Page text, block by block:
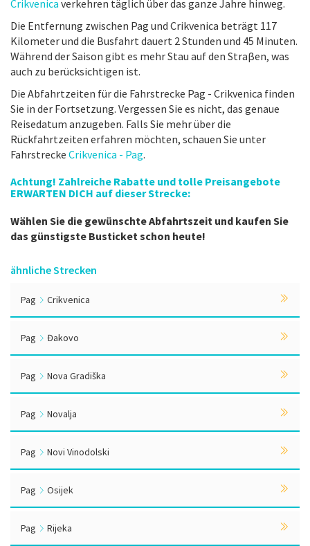
Crikvenica verkehren täglich über das ganze Jahre hinweg.
Die Entfernung zwischen Pag und Crikvenica beträgt 117
Kilometer und die Busfahrt dauert 2 Stunden und 45 Minuten.
Während der Saison gibt es mehr Stau auf den Straβen, was
auch zu berücksichtigen ist.
Die Abfahrtzeiten für die Fahrstrecke Pag - Crikvenica finden
Sie in der Fortsetzung. Vergessen Sie es nicht, das genaue
Reisedatum anzugeben. Falls Sie mehr über die
Rückfahrtzeiten erfahren möchten, schauen Sie unter
Fahrstrecke Crikvenica - Pag.
Achtung! Zahlreiche Rabatte und tolle Preisangebote
ERWARTEN DICH auf dieser Strecke:
Wählen Sie die gewünschte Abfahrtszeit und kaufen Sie
das günstigste Busticket schon heute!
ähnliche Strecken
Pag Crikvenica
Pag Đakovo
Pag Nova Gradiška
Pag Novalja
Pag Novi Vinodolski
Pag Osijek
Pag Rijeka